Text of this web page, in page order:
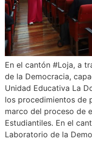
En el cantón #Loja, a
de la Democracia,
Unidad Educativa La
los procedimientos de
marco del proceso de
Estudiantiles. En el
Laboratorio de la